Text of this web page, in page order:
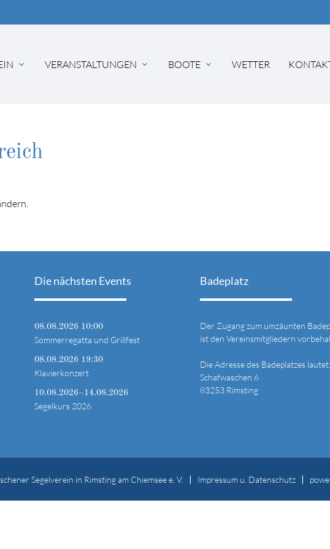
VERANSTALTUNGEN BOOTE WETTER
Die nächsten Events
08.08.2026 10:00
Sommerregatta und Grillfest
08.08.2026 19:30
Klavierkonzert
10.08.2026–14.08.2026
Segelkurs 2026
Badeplatz
Der Zugang zum umzäunten
ist den Vereinsmitgliedern
Die Adresse des Badeplatzes lautet:
Schafwaschen 6
83253 Rimsting
Segelverein in Rimsting am Chiemsee e. V. Impressum u. Datenschutz